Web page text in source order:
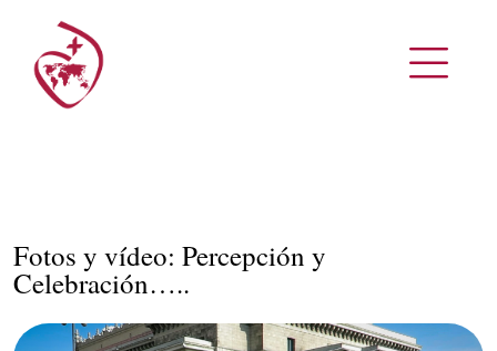
Fotos y vídeo: Percepción y
Celebración…..